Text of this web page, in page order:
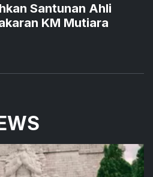
Santunan Ahli
KM Mutiara